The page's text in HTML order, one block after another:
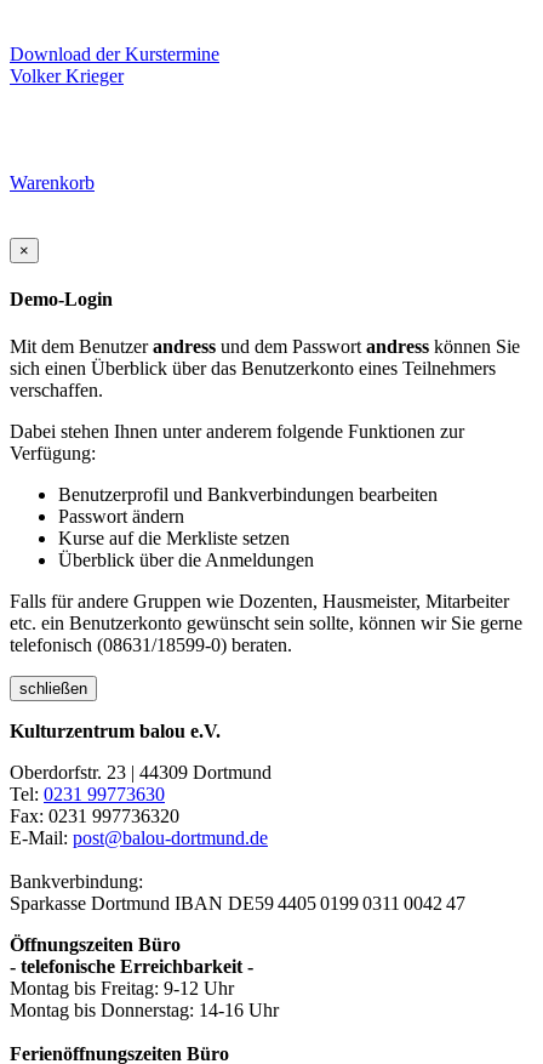
Download der Kurstermine
Volker Krieger
Warenkorb
×
Demo-Login
Mit dem Benutzerandress und dem Passwort andress können Sie
sich einen Überblick über das Benutzerkonto eines Teilnehmers
verschaffen.
Dabei stehen Ihnen unter anderem folgende Funktionen zur
Verfügung:
Benutzerprofil und Bankverbindungen bearbeiten
Passwort ändern
Kurse auf die Merkliste setzen
Überblick über die Anmeldungen
Falls für andere Gruppen wie Dozenten, Hausmeister, Mitarbeiter
etc. ein Benutzerkonto gewünscht sein sollte, können wir Sie gerne
telefonisch (08631/18599-0) beraten.
schließen
Kulturzentrum balou e.V.
Oberdorfstr. 23 | 44309 Dortmund
Tel: 0231 99773630
Fax: 0231 997736320
E-Mail: post@balou-dortmund.de
Bankverbindung:
Sparkasse Dortmund IBAN DE59 4405 0199 0311 0042 47
Öffnungszeiten Büro
- telefonische Erreichbarkeit -
Montag bis Freitag: 9-12 Uhr
Montag bis Donnerstag: 14-16 Uhr
Ferienöffnungszeiten Büro